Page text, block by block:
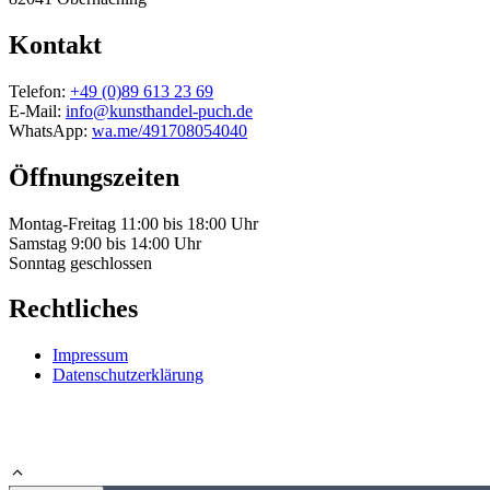
Kontakt
Telefon: +49 (0)89 613 23 69
E-Mail: info@kunsthandel-puch.de
WhatsApp: wa.me/491708054040
Öffnungszeiten
Montag-Freitag 11:00 bis 18:00 Uhr
Samstag 9:00 bis 14:00 Uhr
Sonntag geschlossen
Rechtliches
Impressum
Datenschutzerklärung